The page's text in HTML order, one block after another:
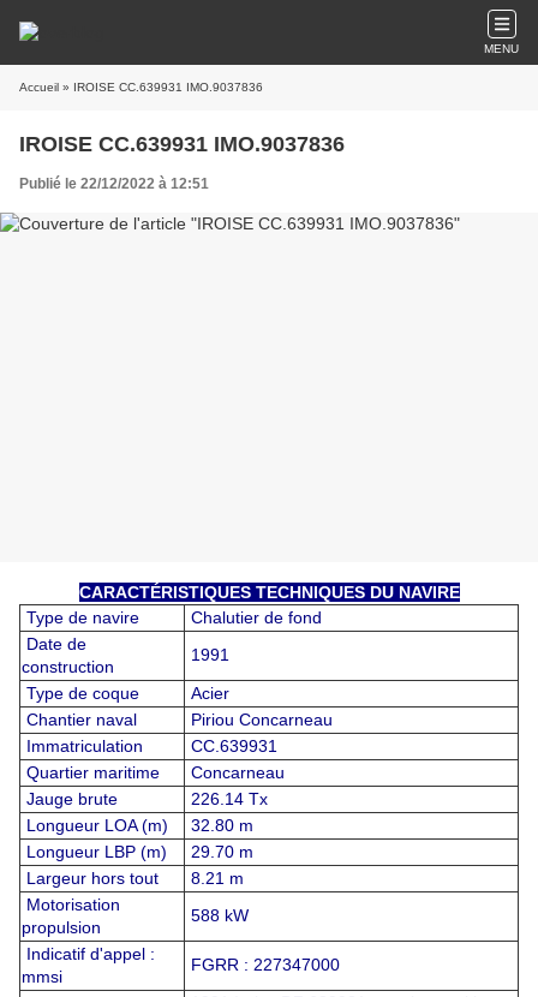
MENU
Accueil » IROISE CC.639931 IMO.9037836
IROISE CC.639931 IMO.9037836
Publié le 22/12/2022 à 12:51
CARACTÉRISTIQUES TECHNIQUES DU NAVIRE
Type de navire
Chalutier de fond
Date de
construction
1991
Type de coque
Acier
Chantier naval
Piriou Concarneau
Immatriculation
CC.639931
Quartier maritime
Concarneau
Jauge brute
226.14 Tx
Longueur LOA (m)
32.80 m
Longueur LBP (m)
29.70 m
Largeur hors tout
8.21 m
Motorisation
propulsion
588 kW
Indicatif d'appel :
mmsi
FGRR : 227347000